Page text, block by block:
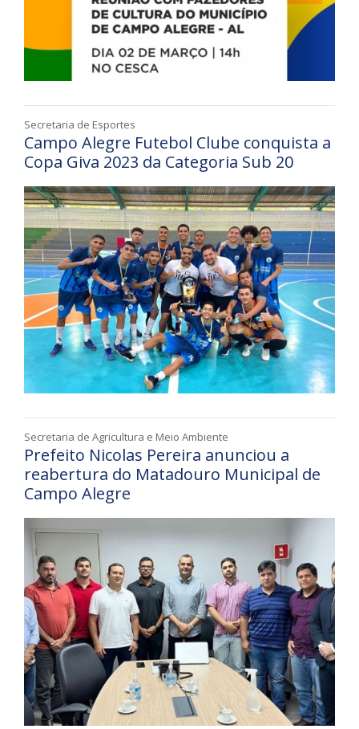
Secretaria de Esportes
Campo Alegre Futebol Clube conquista a
Copa Giva 2023 da Categoria Sub 20
Secretaria de Agricultura e Meio Ambiente
Prefeito Nicolas Pereira anunciou a
reabertura do Matadouro Municipal de
Campo Alegre